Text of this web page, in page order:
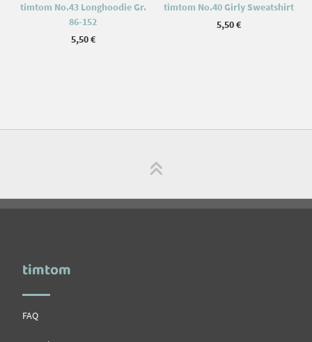
timtom No.43 Longhoodie Gr.
86-152
5,50€
timtom No.40 Girly Sweatshirt
5,50€
timtom
FAQ